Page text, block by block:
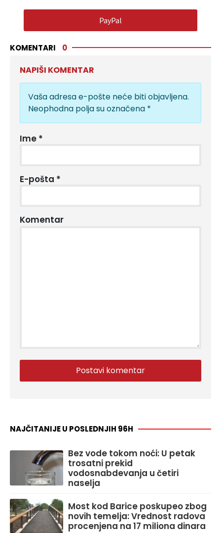
PayPal
KOMENTARI 0
NAPIŠI KOMENTAR
Vaša adresa e-pošte neće biti objavljena.
Neophodna polja su označena *
Ime *
E-pošta *
Komentar
NAJČITANIJE U POSLEDNJIH 96H
Bez vode tokom noći: U petak
trosatni prekid
vodosnabdevanja u četiri
naselja
Most kod Barice poskupeo zbog
novih temelja: Vrednost radova
procenjena na 17 miliona dinara